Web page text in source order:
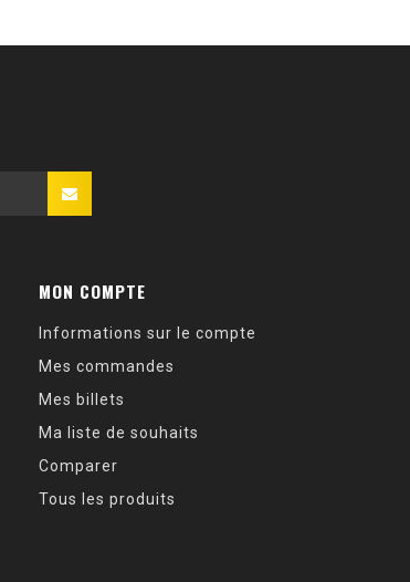
MON COMPTE
Informations sur le compte
Mes commandes
Mes billets
Ma liste de souhaits
Comparer
Tous les produits